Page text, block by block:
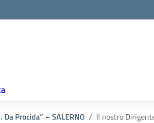
Da Procida” – SALERNO Il nostro